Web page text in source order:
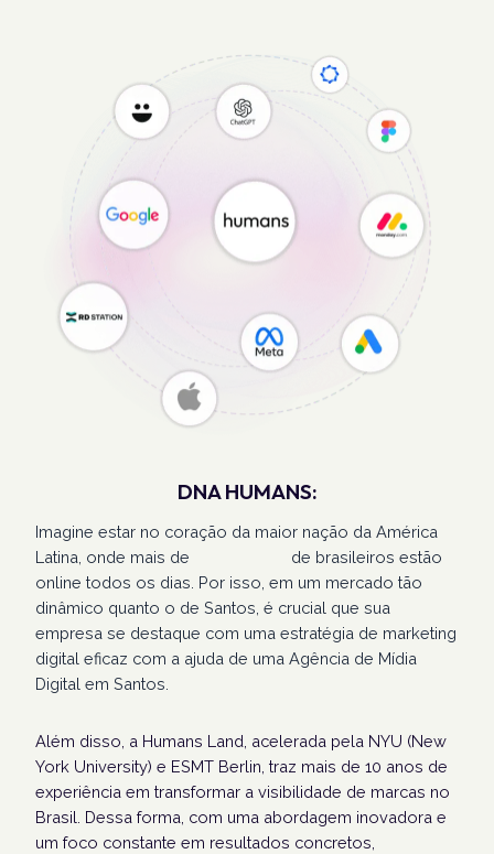
DNA HUMANS:
Imagine estar no coração da maior nação da América
Latina, onde mais de
de brasileiros estão
online todos os dias. Por isso, em um mercado tão
dinâmico quanto o de Santos, é crucial que sua
empresa se destaque com uma estratégia de marketing
digital eficaz com a ajuda de uma Agência de Mídia
Digital em Santos.
Além disso, a Humans Land, acelerada pela NYU (New
York University) e ESMT Berlin, traz mais de 10 anos de
experiência em transformar a visibilidade de marcas no
Brasil. Dessa forma, com uma abordagem inovadora e
um foco constante em resultados concretos,